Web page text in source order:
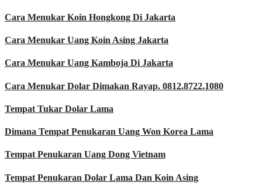
Cara Menukar Koin Hongkong Di Jakarta
Cara Menukar Uang Koin Asing Jakarta
Cara Menukar Uang Kamboja Di Jakarta
Cara Menukar Dolar Dimakan Rayap. 0812.8722.1080
Tempat Tukar Dolar Lama
Dimana Tempat Penukaran Uang Won Korea Lama
Tempat Penukaran Uang Dong Vietnam
Tempat Penukaran Dolar Lama Dan Koin Asing